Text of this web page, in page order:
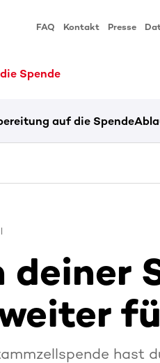
FAQ Kontakt Presse
Spende
auf die Spende
deiner
hast